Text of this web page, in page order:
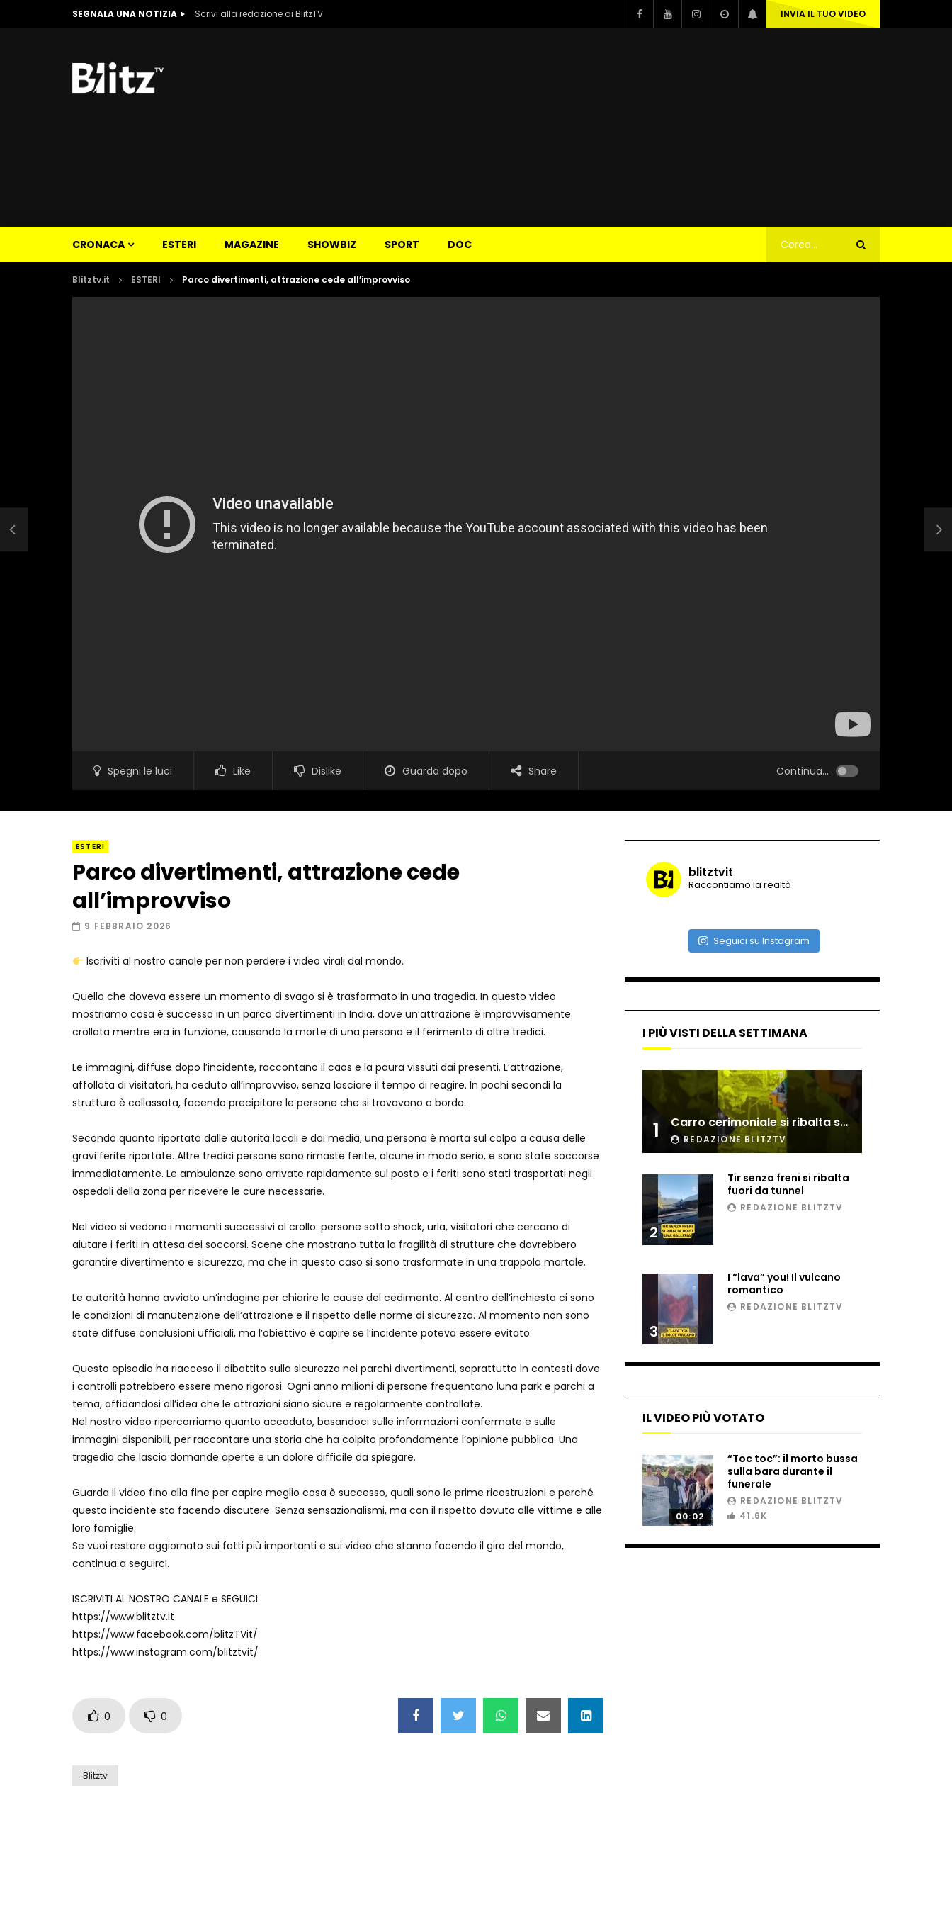
SEGNALA UNA NOTIZIA Scrivi alla redazione di BlitzTV INVIA IL TUO VIDEO
CRONACA ESTERI MAGAZINE SHOWBIZ SPORT DOC
Blitztv.it ESTERI Parco divertimenti, attrazione cede all’improvviso
Spegni le luci Like Dislike Guarda dopo Share Continua...
ESTERI
Parco divertimenti, attrazione cede
all’improvviso
9 FEBBRAIO 2026
Iscriviti al nostro canale per non perdere i video virali dal mondo.
Quello che doveva essere un momento di svago si è trasformato in una tragedia. In questo video
mostriamo cosa è successo in un parco divertimenti in India, dove un’attrazione è improvvisamente
crollata mentre era in funzione, causando la morte di una persona e il ferimento di altre tredici.
Le immagini, diffuse dopo l’incidente, raccontano il caos e la paura vissuti dai presenti. L’attrazione,
affollata di visitatori, ha ceduto all’improvviso, senza lasciare il tempo di reagire. In pochi secondi la
struttura è collassata, facendo precipitare le persone che si trovavano a bordo.
Secondo quanto riportato dalle autorità locali e dai media, una persona è morta sul colpo a causa delle
gravi ferite riportate. Altre tredici persone sono rimaste ferite, alcune in modo serio, e sono state soccorse
immediatamente. Le ambulanze sono arrivate rapidamente sul posto e i feriti sono stati trasportati negli
ospedali della zona per ricevere le cure necessarie.
Nel video si vedono i momenti successivi al crollo: persone sotto shock, urla, visitatori che cercano di
aiutare i feriti in attesa dei soccorsi. Scene che mostrano tutta la fragilità di strutture che dovrebbero
garantire divertimento e sicurezza, ma che in questo caso si sono trasformate in una trappola mortale.
Le autorità hanno avviato un’indagine per chiarire le cause del cedimento. Al centro dell’inchiesta ci sono
le condizioni di manutenzione dell’attrazione e il rispetto delle norme di sicurezza. Al momento non sono
state diffuse conclusioni ufficiali, ma l’obiettivo è capire se l’incidente poteva essere evitato.
Questo episodio ha riacceso il dibattito sulla sicurezza nei parchi divertimenti, soprattutto in contesti dove
i controlli potrebbero essere meno rigorosi. Ogni anno milioni di persone frequentano luna park e parchi a
tema, affidandosi all’idea che le attrazioni siano sicure e regolarmente controllate.
Nel nostro video ripercorriamo quanto accaduto, basandoci sulle informazioni confermate e sulle
immagini disponibili, per raccontare una storia che ha colpito profondamente l’opinione pubblica. Una
tragedia che lascia domande aperte e un dolore difficile da spiegare.
Guarda il video fino alla fine per capire meglio cosa è successo, quali sono le prime ricostruzioni e perché
questo incidente sta facendo discutere. Senza sensazionalismi, ma con il rispetto dovuto alle vittime e alle
loro famiglie.
Se vuoi restare aggiornato sui fatti più importanti e sui video che stanno facendo il giro del mondo,
continua a seguirci.
ISCRIVITI AL NOSTRO CANALE e SEGUICI:
https://www.blitztv.it
https://www.facebook.com/blitzTVit/
https://www.instagram.com/blitztvit/
0 0
Blitztv
blitztvit
Raccontiamo la realtà
Seguici su Instagram
I PIÙ VISTI DELLA SETTIMANA
1 Carro cerimoniale si ribalta sulla folla
REDAZIONE BLITZTV
2
Tir senza freni si ribalta
fuori da tunnel
REDAZIONE BLITZTV
3
I “lava” you! Il vulcano
romantico
REDAZIONE BLITZTV
IL VIDEO PIÙ VOTATO
00:02
“Toc toc”: il morto bussa
sulla bara durante il
funerale
REDAZIONE BLITZTV
41.6K